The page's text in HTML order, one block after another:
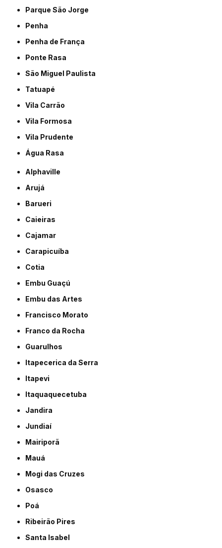
Parque São Jorge
Penha
Penha de França
Ponte Rasa
São Miguel Paulista
Tatuapé
Vila Carrão
Vila Formosa
Vila Prudente
Água Rasa
Alphaville
Arujá
Barueri
Caieiras
Cajamar
Carapicuíba
Cotia
Embu Guaçú
Embu das Artes
Francisco Morato
Franco da Rocha
Guarulhos
Itapecerica da Serra
Itapevi
Itaquaquecetuba
Jandira
Jundiaí
Mairiporã
Mauá
Mogi das Cruzes
Osasco
Poá
Ribeirão Pires
Santa Isabel